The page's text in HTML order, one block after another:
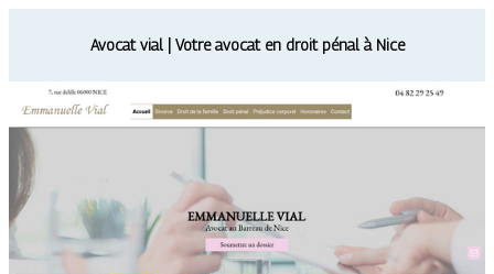
Avocat vial | Votre avocat en droit pénal à Nice